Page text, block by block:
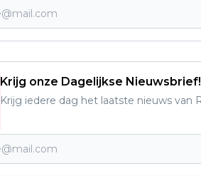
Krijg onze Dagelijkse Nieuwsbrief!
Krijg iedere dag het laatste nieuws van